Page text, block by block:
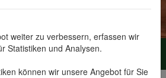
weiter zu verbessern, erfassen wir
Statistiken und Analysen.
können wir unsere Angebot für Sie